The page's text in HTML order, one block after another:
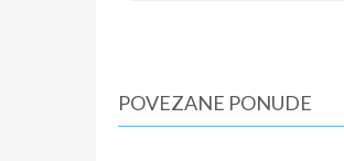
POVEZANE PONUDE